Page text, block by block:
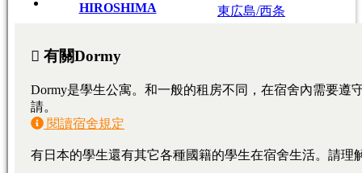
HIROSHIMA
東広島/西条
大學・短期大學 專門學校
東京/神奈川/埼玉
東京料理大学（神楽板キャンパス）
東京/神奈川/埼玉
東京料理大学（神楽板キャンパス）
東京/神奈川/埼玉